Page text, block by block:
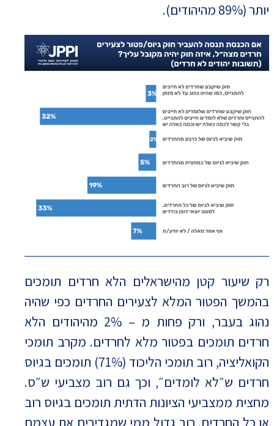
יותר (89% מהיהודים).
רק שיעור קטן מהישראלים הלא חרדים תומכים
בהמשך הפטור המלא לצעירים החרדים כפי שהיה
נהוג בעבר, ורק פחות מ – 2% מהיהודים הלא
חרדים תומכים בפטור מלא לחרדים. מקרב תומכי
הקואליציה, רוב תומכי הליכוד (71%) תומכים בגיוס
חרדים ש״לא לומדים״, וכך גם רוב מצביעי ש״ס.
מחצית ממצביעי הציונות הדתית תומכים בגיוס רוב
או כל החרדים. רוב גדול ממי שמגדירים את עצמם